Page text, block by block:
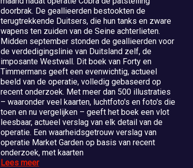
doorbrak. De geallieerden bestookten de
terugtrekkende Duitsers, die hun tanks en zware
wapens ten zuiden van de Seine achterlieten.
Midden september stonden de geallieerden voor
de verdedigingslinie van Duitsland zelf, de
imposante Westwall. Dit boek van Forty en
Timmermans geeft een evenwichtig, actueel
beeld van de operatie, volledig gebaseerd op
recent onderzoek. Met meer dan 500 illustraties
– waaronder veel kaarten, luchtfoto's en foto's die
toen en nu vergelijken – geeft het boek een vlot
leesbaar, actueel verslag van elk detail van de
operatie. Een waarheidsgetrouw verslag van
operatie Market Garden op basis van recent
onderzoek, met kaarten
Lees meer